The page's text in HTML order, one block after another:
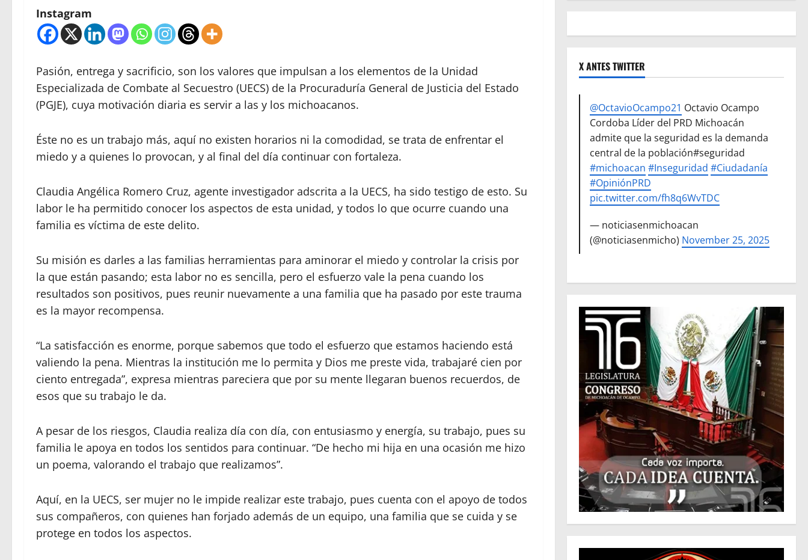
Instagram
Pasión, entrega y sacrificio, son los valores que impulsan a los elementos de la Unidad
Especializada de Combate al Secuestro (UECS) de la Procuraduría General de Justicia del Estado
(PGJE), cuya motivación diaria es servir a las y los michoacanos.
Éste no es un trabajo más, aquí no existen horarios ni la comodidad, se trata de enfrentar el
miedo y a quienes lo provocan, y al final del día continuar con fortaleza.
Claudia Angélica Romero Cruz, agente investigador adscrita a la UECS, ha sido testigo de esto. Su
labor le ha permitido conocer los aspectos de esta unidad, y todos lo que ocurre cuando una
familia es víctima de este delito.
Su misión es darles a las familias herramientas para aminorar el miedo y controlar la crisis por
la que están pasando; esta labor no es sencilla, pero el esfuerzo vale la pena cuando los
resultados son positivos, pues reunir nuevamente a una familia que ha pasado por este trauma
es la mayor recompensa.
“La satisfacción es enorme, porque sabemos que todo el esfuerzo que estamos haciendo está
valiendo la pena. Mientras la institución me lo permita y Dios me preste vida, trabajaré cien por
ciento entregada”, expresa mientras pareciera que por su mente llegaran buenos recuerdos, de
esos que su trabajo le da.
A pesar de los riesgos, Claudia realiza día con día, con entusiasmo y energía, su trabajo, pues su
familia le apoya en todos los sentidos para continuar. “De hecho mi hija en una ocasión me hizo
un poema, valorando el trabajo que realizamos”.
Aquí, en la UECS, ser mujer no le impide realizar este trabajo, pues cuenta con el apoyo de todos
sus compañeros, con quienes han forjado además de un equipo, una familia que se cuida y se
protege en todos los aspectos.
X ANTES TWITTER
@OctavioOcampo21 Octavio Ocampo
Cordoba Líder del PRD Michoacán
admite que la seguridad es la demanda
central de la población#seguridad
#michoacan #Inseguridad #Ciudadanía
#OpiniónPRD
pic.twitter.com/fh8q6WvTDC
— noticiasenmichoacan
(@noticiasenmicho) November 25, 2025